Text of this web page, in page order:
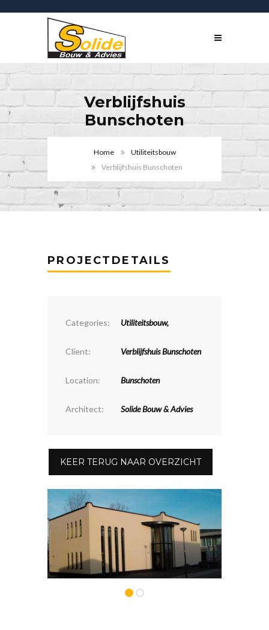
Verblijfshuis
Bunschoten
Home
Utiliteitsbouw
Verblijfshuis Bunschoten
PROJECTDETAILS
Categories: Utiliteitsbouw,
Client: Verblijfshuis Bunschoten
Location: Bunschoten
Architect: Solide Bouw & Advies
KEER TERUG NAAR OVERZICHT